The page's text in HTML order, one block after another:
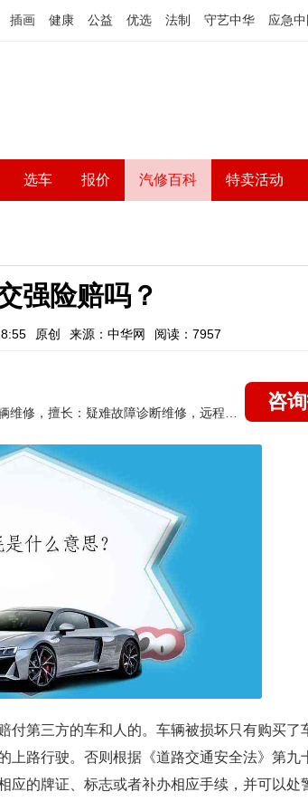
插画 健康 公益 优选 法制 守艺中华 应急中
选车 报价 汽修百科 特卖活动
强险赔吗？
原创 来源：中华网 阅读：7957
咨
付第三方的车和人的。车辆被损坏只有购买了
上路行驶。否则根据《道路交通安全法》第九
应的牌证、标志或者补办相应手续，并可以处